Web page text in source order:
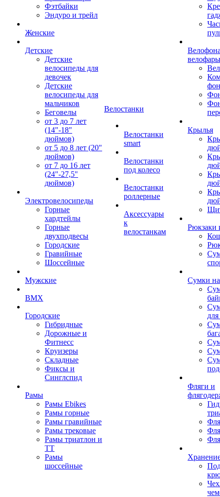
Фэтбайки
Эндуро и трейл
Женские
Детские
Детские
велосипеды для
девочек
Детские
велосипеды для
мальчиков
Беговелы
от 3 до 7 лет
(14"-18"
дюймов)
от 5 до 8 лет (20"
дюймов)
от 7 до 16 лет
(24"-27,5"
дюймов)
Электровелосипеды
Горные
хардтейлы
Горные
двухподвесы
Городские
Гравийные
Шоссейные
Мужские
BMX
Городские
Гибридные
Дорожные и
Фитнесс
Круизеры
Складные
Фиксы и
Синглспид
Рамы
Рамы Ebikes
Рамы горные
Рамы гравийные
Рамы трековые
Рамы триатлон и
ТТ
Рамы
шоссейные
Велостанки
Велостанки
smart
Велостанки
под колесо
Велостанки
роллерные
Аксессуары
к
велостанкам
велофары
Крылья
Рюкзаки
Сумки
Фляги и